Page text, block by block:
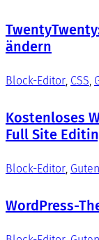
ändern
Block-Editor CSS
Kostenloses
Full Site
Block-Editor
WordPress-